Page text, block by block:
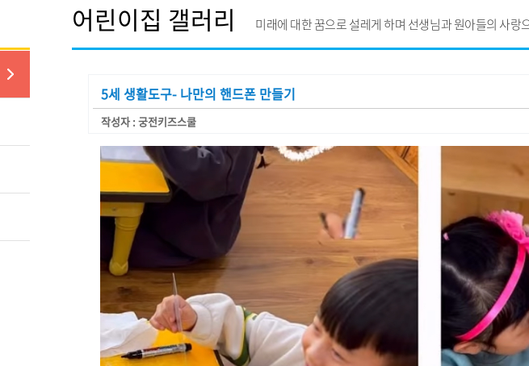
어린이집 갤러리 미래에 대한 꿈으로 설레게 하며 선생님과 원아들의 사랑
5세 생활도구- 나만의 핸드폰 만들기
작성자 : 궁전키즈스쿨